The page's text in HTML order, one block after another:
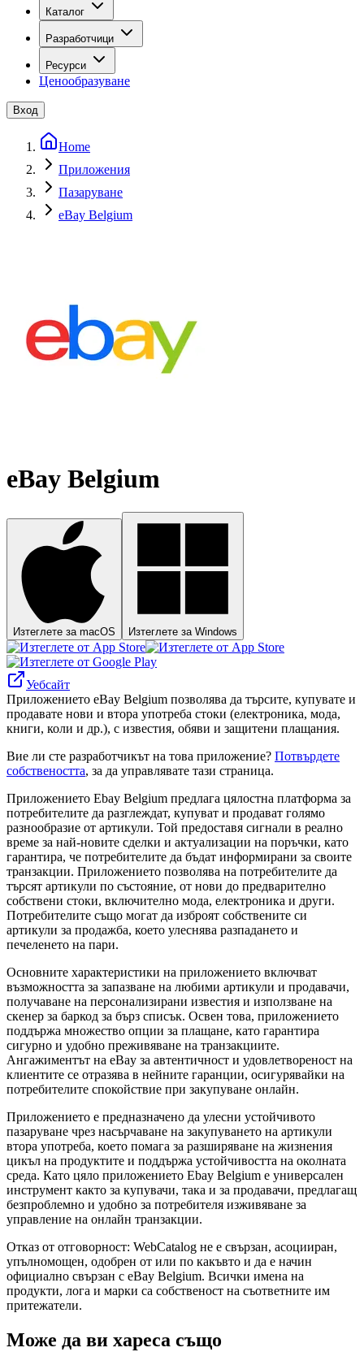
Каталог
Разработчици
Ресурси
Ценообразуване
Вход
Home
Приложения
Пазаруване
eBay Belgium
eBay Belgium
Изтеглете за macOS Изтеглете за Windows
Уебсайт
Приложението eBay Belgium позволява да търсите, купувате и
продавате нови и втора употреба стоки (електроника, мода,
книги, коли и др.), с известия, обяви и защитени плащания.
Вие ли сте разработчикът на това приложение? Потвърдете
собствеността, за да управлявате тази страница.
Приложението Ebay Belgium предлага цялостна платформа за
потребителите да разглеждат, купуват и продават голямо
разнообразие от артикули. Той предоставя сигнали в реално
време за най-новите сделки и актуализации на поръчки, като
гарантира, че потребителите да бъдат информирани за своите
транзакции. Приложението позволява на потребителите да
търсят артикули по състояние, от нови до предварително
собствени стоки, включително мода, електроника и други.
Потребителите също могат да изброят собствените си
артикули за продажба, което улеснява разпадането и
печеленето на пари.
Основните характеристики на приложението включват
възможността за запазване на любими артикули и продавачи,
получаване на персонализирани известия и използване на
скенер за баркод за бърз списък. Освен това, приложението
поддържа множество опции за плащане, като гарантира
сигурно и удобно преживяване на транзакциите.
Ангажиментът на eBay за автентичност и удовлетвореност на
клиентите се отразява в нейните гаранции, осигурявайки на
потребителите спокойствие при закупуване онлайн.
Приложението е предназначено да улесни устойчивото
пазаруване чрез насърчаване на закупуването на артикули
втора употреба, което помага за разширяване на жизнения
цикъл на продуктите и поддържа устойчивостта на околната
среда. Като цяло приложението Ebay Belgium е универсален
инструмент както за купувачи, така и за продавачи, предлагащ
безпроблемно и удобно за потребителя изживяване за
управление на онлайн транзакции.
Отказ от отговорност: WebCatalog не е свързан, асоцииран,
упълномощен, одобрен от или по какъвто и да е начин
официално свързан с eBay Belgium. Всички имена на
продукти, лога и марки са собственост на съответните им
притежатели.
Може да ви хареса също